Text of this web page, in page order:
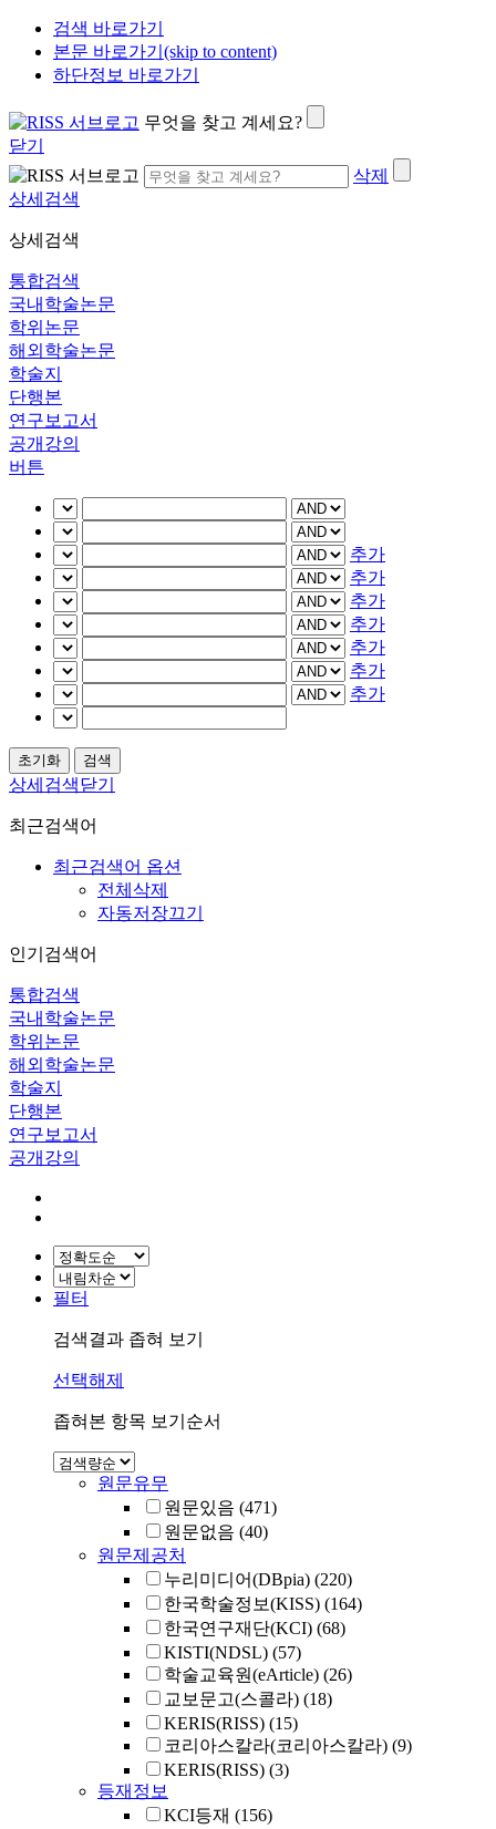
검색 바로가기
본문 바로가기(skip to content)
하단정보 바로가기
무엇을 찾고 계세요?
닫기
삭제
상세검색
상세검색
통합검색
국내학술논문
학위논문
해외학술논문
학술지
단행본
연구보고서
공개강의
버튼
추가
추가
추가
추가
추가
추가
추가
상세검색닫기
최근검색어
최근검색어 옵션
전체삭제
자동저장끄기
인기검색어
통합검색
국내학술논문
학위논문
해외학술논문
학술지
단행본
연구보고서
공개강의
필터
검색결과 좁혀 보기
선택해제
좁혀본 항목 보기순서
원문유무
원문있음 (471)
원문없음 (40)
원문제공처
누리미디어(DBpia) (220)
한국학술정보(KISS) (164)
한국연구재단(KCI) (68)
KISTI(NDSL) (57)
학술교육원(eArticle) (26)
교보문고(스콜라) (18)
KERIS(RISS) (15)
코리아스칼라(코리아스칼라) (9)
KERIS(RISS) (3)
등재정보
KCI등재 (156)